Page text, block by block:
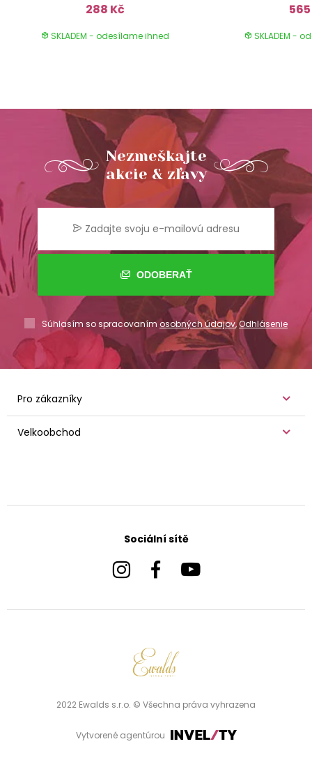
288 Kč
SKLADEM - odesílame ihned SKLADEM -
Nezmeškajte
akcie & zľavy
ODOBERAŤ
Súhlasím so spracovaním osobných údajov,Odhlásenie
Pro zákazníky
Velkoobchod
Sociální sítě
2022 Ewalds s.r.o. © Všechna práva vyhrazena
Vytvorené agentúrou